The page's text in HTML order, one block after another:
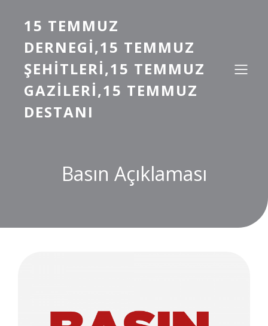
15 TEMMUZ
DERNEGI,15 TEMMUZ
ŞEHITLERI,15 TEMMUZ
GAZILERI,15 TEMMUZ
DESTANI
Basın Açıklaması